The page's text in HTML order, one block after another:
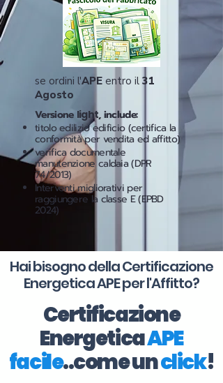
se ordini l'APE entro il 31
Agosto
Versione light, include:
titolo edilizio edificio (certifica la
conformità per vendita ed affitto)
verifica documentale
manutenzione caldaia (DPR
74/2013)
Interventi migliorativi per
raggiungere la classe E (EPBD
2024)
Hai bisogno della Certificazione
Energetica APE per l'Affitto?
Certificazione
EnergeticaAPE
facile..come unclick!